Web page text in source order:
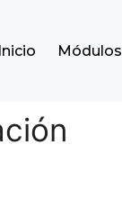
Inicio Módulos